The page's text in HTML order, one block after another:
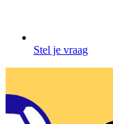
Stel je vraag